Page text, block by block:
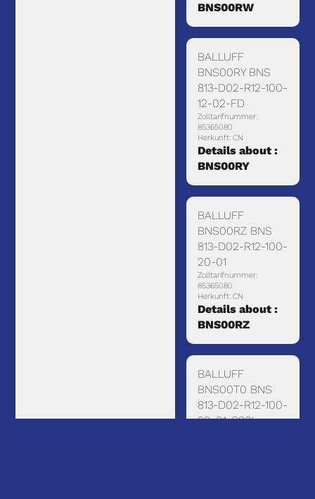
BNS00RW
BALLUFF
BNS00RY BNS
813-D02-R12-100-
12-02-FD
Zolltarifnummer:
85365080
Herkunft: CN
Details about :
BNS00RY
BALLUFF
BNS00RZ BNS
813-D02-R12-100-
20-01
Zolltarifnummer:
85365080
Herkunft: CN
Details about :
BNS00RZ
BALLUFF
BNS00T0 BNS
813-D02-R12-100-
20-01-S80L